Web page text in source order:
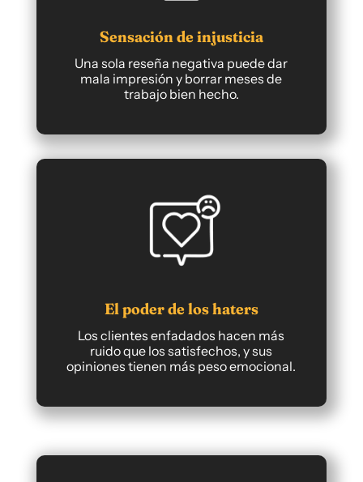
Sensación de injusticia
Una sola reseña negativa puede dar
mala impresión y borrar meses de
trabajo bien hecho.
El poder de los haters
Los clientes enfadados hacen más
ruido que los satisfechos, y sus
opiniones tienen más peso emocional.